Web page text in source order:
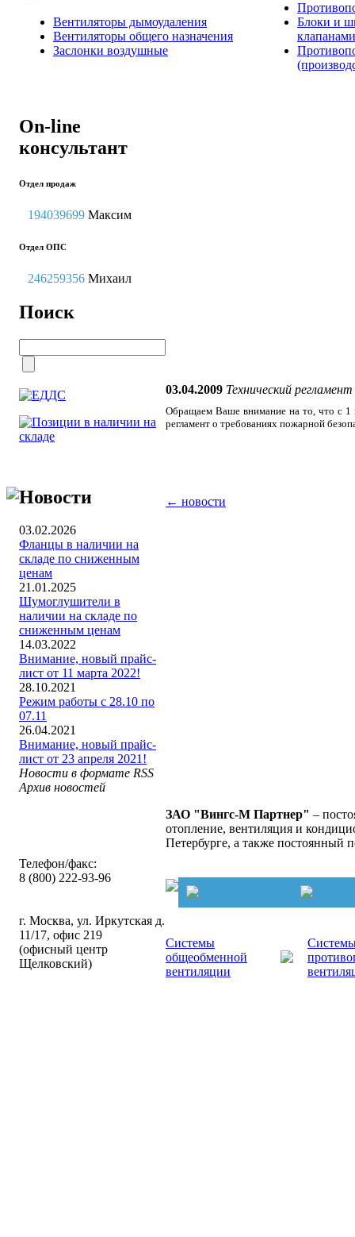
Вентиляторы дымоудаления
Вентиляторы общего назначения
Заслонки воздушные
Блоки и
клапанами
On-line
консультант
Отдел продаж
194039699 Максим
Отдел ОПС
246259356 Михаил
Поиск
Новости
03.02.2026
Фланцы в наличии на
складе по сниженным
ценам
21.01.2025
Шумоглушители в
наличии на складе по
сниженным ценам
14.03.2022
Внимание, новый прайс-
лист от 11 марта 2022!
28.10.2021
Режим работы с 28.10 по
07.11
26.04.2021
Внимание, новый прайс-
лист от 23 апреля 2021!
Новости в формате RSS
Архив новостей
03.04.2009 Технический
Обращаем Ваше внимание на то, что с 1
регламент о требованиях пожарной
← новости
Телефон/факс:
8 (800) 222-93-96
г. Москва, ул. Иркутская д.
11/17, офис 219
(офисный центр
Щелковский)
ЗАО "Вингс-М Партнер" –
отопление, вентиляция и
Петербурге, а также постоянный
Системы
общеобменной
вентиляции